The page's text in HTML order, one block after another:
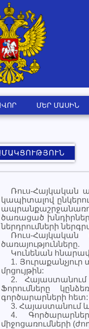
ՄԵՐ ՄԱՍԻՆ
Ռուս-Հայկական
կապիտալով
ծառացած
ներդրումների
Ռուս-
ծառայությունները.
Կունենան
1.
մրցույթին:
2. Հայաստանում
Ֆորումները
գործարարների հետ:
3. Հայաստանում
4.
միջոցառումների